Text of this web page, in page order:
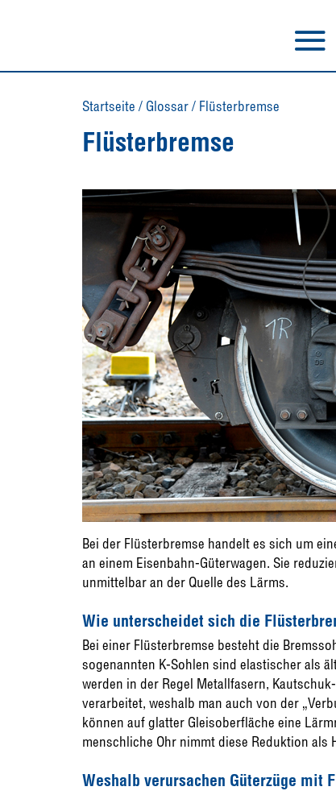
Startseite / Glossar/ Flüsterbremse
Flüsterbremse
Bei der Flüsterbremse handelt es sich um
an einem Eisenbahn-Güterwagen. Sie
unmittelbar an der Quelle des Lärms.
Wie unterscheidet sich die
Bei einer Flüsterbremse besteht die
sogenannten K-Sohlen sind elastischer als
werden in der Regel Metallfasern,
verarbeitet, weshalb man auch von der
können auf glatter Gleisoberfläche eine
menschliche Ohr nimmt diese Reduktion als
Weshalb verursachen Güterzüge mit